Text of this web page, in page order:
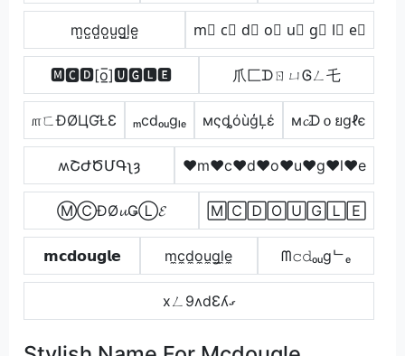
m̺c̺d̺o̺u̺g̺l̺e̺ m⃣ c⃣ d⃣ o⃣ u⃣ g⃣ l⃣ e⃣
🅼🅲🅳[o̲̅]🆄🅶🅻🅴 爪匚ᗪㄖㄩᎶㄥ乇
௱ㄈÐØЦƓŁƐ ₘcdₒᵤgₗₑ мςȡόùģĻέ м𝓬ᗪｏยgℓє
ʍՇԺԾՄԳʅȝ ♥m♥c♥d♥o♥u♥g♥l♥e
ⓂⒸĐØ𝓾ǤⓁ𝓔 🄼🄲🄳🄾🅄🄶🄻🄴
𝗺𝗰𝗱𝗼𝘂𝗴𝗹𝗲 m̼c̼d̼o̼u̼g̼l̼e̼ ᗰ𝚌𝚍ₒᵤgᄂₑ
xㄥ9ʌdƐʎގ